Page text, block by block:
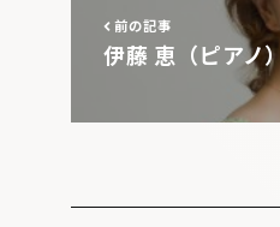
前の記事
伊藤 恵（ピアノ）